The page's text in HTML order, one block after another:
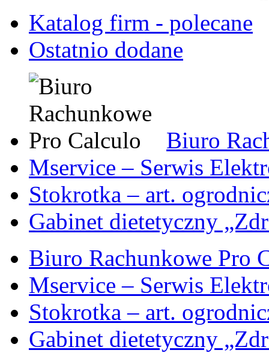
Katalog firm - polecane
Ostatnio dodane
Biuro
Mservice – Serwis
Stokrotka – art.
Gabinet dietetyczny
Biuro Rachunkowe Pro
Mservice – Serwis
Stokrotka – art.
Gabinet dietetyczny